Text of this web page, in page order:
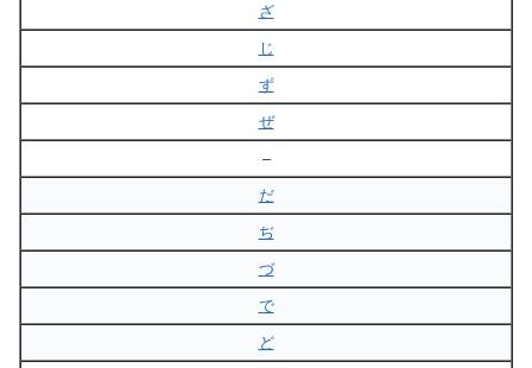
ざ
じ
ず
ぜ
–
だ
ぢ
づ
で
ど